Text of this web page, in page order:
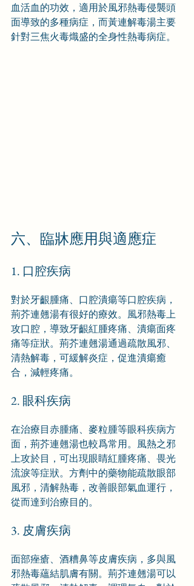
血活血的功效，適用於風邪熱毒侵襲頭
面導致的多種病症，而黃連解毒湯主要
針對三焦火毒熾盛的全身性熱毒病症。
六、臨牀應用與適應症
1. 口腔疾病
對於牙齦腫痛、口腔潰瘍等口腔疾病，
荊芥連翹湯有很好的療效。風邪熱毒上
攻口腔，導致牙齦紅腫疼痛、潰瘍面疼
痛等症狀。荊芥連翹湯通過疏散風邪、
清熱解毒，可緩解炎症，促進潰瘍癒
合，減輕疼痛。
2. 眼科疾病
在治療目赤腫痛、麥粒腫等眼科疾病方
面，荊芥連翹湯也較爲常用。風熱之邪
上攻於目，可出現眼睛紅腫疼痛、畏光
流淚等症狀。方劑中的藥物能疏散眼部
風邪，清解熱毒，改善眼部氣血運行，
從而達到治療目的。
3. 皮膚疾病
面部痤瘡、酒糟鼻等皮膚疾病，多與風
邪熱毒蘊結肌膚有關。荊芥連翹湯可以